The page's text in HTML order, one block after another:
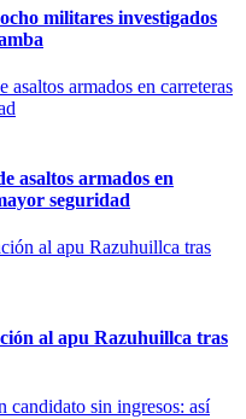
militares investigados
asaltos armados en
seguridad
al apu Razuhuillca tras